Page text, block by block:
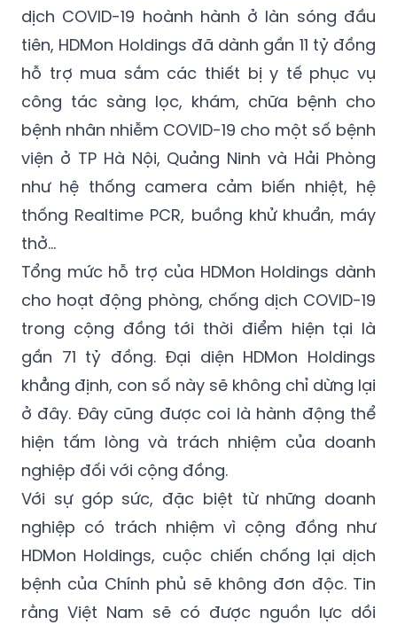
dịch COVID-19 hoành hành ở làn sóng đầu
tiên, HDMon Holdings đã dành gần 11 tỷ đồng
hỗ trợ mua sắm các thiết bị y tế phục vụ
công tác sàng lọc, khám, chữa bệnh cho
bệnh nhân nhiễm COVID-19 cho một số bệnh
viện ở TP Hà Nội, Quảng Ninh và Hải Phòng
như hệ thống camera cảm biến nhiệt, hệ
thống Realtime PCR, buồng khử khuẩn, máy
thở...
Tổng mức hỗ trợ của HDMon Holdings dành
cho hoạt động phòng, chống dịch COVID-19
trong cộng đồng tới thời điểm hiện tại là
gần 71 tỷ đồng. Đại diện HDMon Holdings
khẳng định, con số này sẽ không chỉ dừng lại
ở đây. Đây cũng được coi là hành động thể
hiện tấm lòng và trách nhiệm của doanh
nghiệp đối với cộng đồng.
Với sự góp sức, đặc biệt từ những doanh
nghiệp có trách nhiệm vì cộng đồng như
HDMon Holdings, cuộc chiến chống lại dịch
bệnh của Chính phủ sẽ không đơn độc. Tin
rằng Việt Nam sẽ có được nguồn lực dồi